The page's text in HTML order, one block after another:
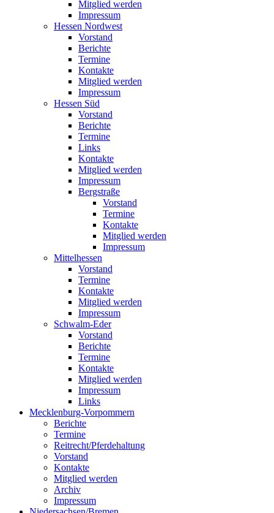
Mitglied werden
Impressum
Hessen Nordwest
Vorstand
Berichte
Termine
Kontakte
Mitglied werden
Impressum
Hessen Süd
Vorstand
Berichte
Termine
Links
Kontakte
Mitglied werden
Impressum
Bergstraße
Vorstand
Termine
Kontakte
Mitglied werden
Impressum
Mittelhessen
Vorstand
Termine
Kontakte
Mitglied werden
Impressum
Schwalm-Eder
Vorstand
Berichte
Termine
Kontakte
Mitglied werden
Impressum
Links
Mecklenburg-Vorpommern
Berichte
Termine
Reitrecht/Pferdehaltung
Vorstand
Kontakte
Mitglied werden
Archiv
Impressum